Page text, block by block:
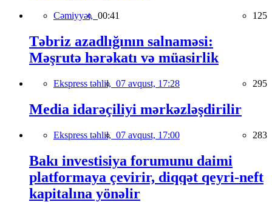
Cəmiyyət, 00:41 125
Təbriz azadlığının salnaməsi:
Məşrutə hərəkatı və müasirlik
Ekspress təhlil, 07 avqust, 17:28 295
Media idarəçiliyi mərkəzləşdirilir
Ekspress təhlil, 07 avqust, 17:00 283
Bakı investisiya forumunu daimi
platformaya çevirir, diqqət qeyri-neft
kapitalına yönəlir